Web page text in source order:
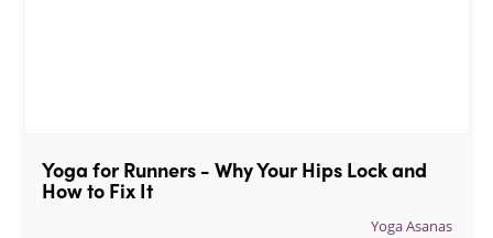
Yoga for Runners - Why Your Hips Lock and
How to Fix It
Yoga Asanas